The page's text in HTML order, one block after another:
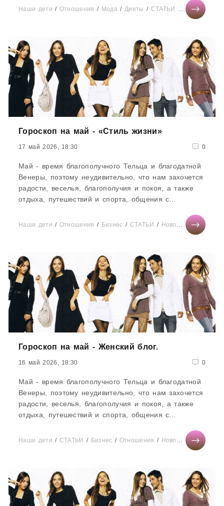
случаях это меняет жизнь человека на 180
Наши дети / Отношения / Мода / Диеты / СТАТЬИ Анекдоты
Гороскоп на май - «Стиль жизни»
17 май 2026, 18:30 0
Май - время благополучного Тельца и благодатной
Венеры, поэтому неудивительно, что нам захочется
радости, веселья, благополучия и покоя, а также
отдыха, путешествий и спорта, общения с
Наши дети / Отношения / Бизнес / СТАТЬИ / Новости звезд
Гороскоп на май - Женский блог.
16 май 2026, 18:30 0
Май - время благополучного Тельца и благодатной
Венеры, поэтому неудивительно, что нам захочется
радости, веселья, благополучия и покоя, а также
отдыха, путешествий и спорта, общения с
обеспечат.ОВЕН Счастливые моменты и неудачи
Наши дети / СТАТЬИ / Бизнес / Отношения / Новости звезд